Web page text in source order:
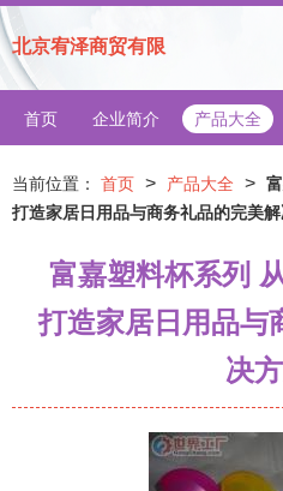
北京宥泽商贸有限
首页 企业简介 产品大全
当前位置： 首页 > 产品大全 >
打造家居日用品与商务礼品的完美
富嘉塑料杯系列
打造家居日用品与
决